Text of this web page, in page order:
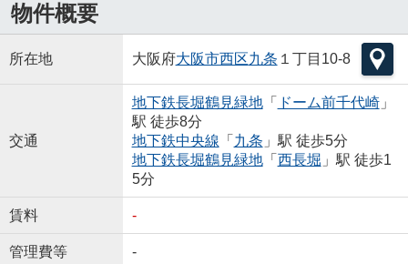
物件概要
所在地 大阪府大阪市西区九条 １丁目10-8
交通
地下鉄長堀鶴見緑地「 ドーム前千代崎」
駅 徒歩8分
地下鉄中央線 「 九条 」駅 徒歩5分
地下鉄長堀鶴見緑地「 西長堀 」駅 徒歩1
5分
賃料 -
管理費等 -